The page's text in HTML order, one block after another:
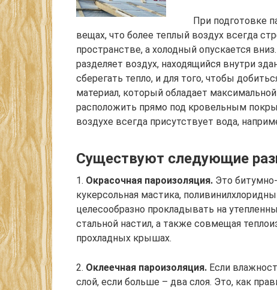
При подготовке
вещах, что более теплый воздух всегда
пространстве, а холодный опускается
разделяет воздух, находящийся внутри
сберегать тепло, и для того, чтобы
материал, который обладает
расположить прямо под кровельным
воздухе всегда присутствует вода,
Существуют следующие
1. Окрасочная пароизоляция. Это
кукерсольная мастика,
целесообразно прокладывать на
стальной настил, а также совмещая
прохладных крышах.
2. Оклеечная пароизоляция. Если
слой, если больше – два слоя. Это, как